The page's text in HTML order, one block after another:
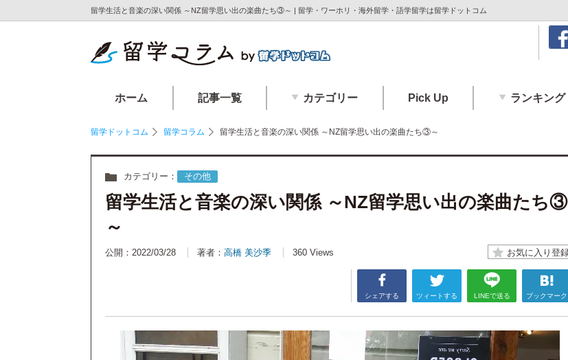
留学生活と音楽の深い関係 ～NZ留学思い出の楽曲たち③～ | 留学・ワーホリ・海外留学・語学留学は留学ドットコム
ホーム 記事一覧 カテゴリー Pick Up ランキング
留学ドットコム 留学コラム 留学生活と音楽の深い関係 ～NZ留学思い出の楽曲たち③～
カテゴリー： その他
留学生活と音楽の深い関係 ～NZ留学思い出の楽曲たち③
～
公開：2022/03/28 著者： 高橋 美沙季 360 Views
シェアする ツィートする LINEで送る ブックマーク